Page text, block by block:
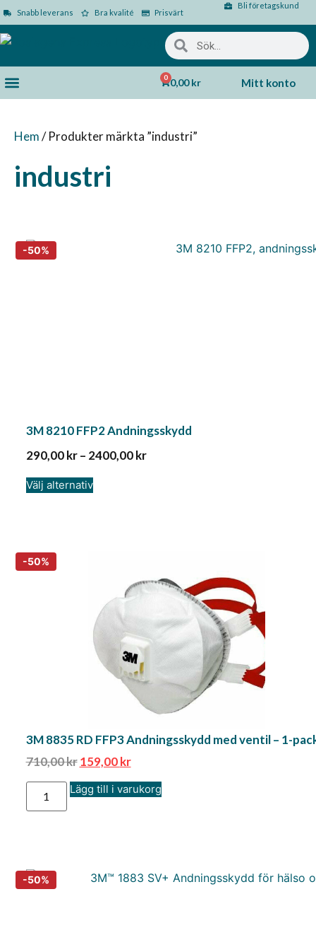
Snabb leverans Bra kvalité Prisvärt
Bli företagskund
0,00kr
0 Mitt konto
Hem/ Produkter märkta ”industri”
industri
3M 8210 FFP2 Andningsskydd
290,00kr– 2400,00kr
Välj alternativ
3M 8835 RD FFP3 Andningsskydd med ventil – 1-
710,00kr 159,00kr
Lägg till i varukorg